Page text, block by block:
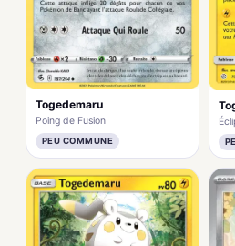
Togedemaru
Poing de Fusion
PEU COMMUNE